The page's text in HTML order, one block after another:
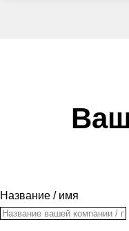
Название / имя